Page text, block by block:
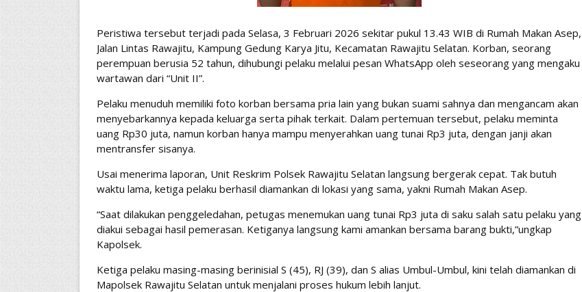
Peristiwa tersebut terjadi pada Selasa, 3 Februari 2026 sekitar pukul 13.43 WIB di Rumah Makan Asep,
Jalan Lintas Rawajitu, Kampung Gedung Karya Jitu, Kecamatan Rawajitu Selatan. Korban, seorang
perempuan berusia 52 tahun, dihubungi pelaku melalui pesan WhatsApp oleh seseorang yang mengaku
wartawan dari “Unit II”.
Pelaku menuduh memiliki foto korban bersama pria lain yang bukan suami sahnya dan mengancam akan
menyebarkannya kepada keluarga serta pihak terkait. Dalam pertemuan tersebut, pelaku meminta
uang Rp30 juta, namun korban hanya mampu menyerahkan uang tunai Rp3 juta, dengan janji akan
mentransfer sisanya.
Usai menerima laporan, Unit Reskrim Polsek Rawajitu Selatan langsung bergerak cepat. Tak butuh
waktu lama, ketiga pelaku berhasil diamankan di lokasi yang sama, yakni Rumah Makan Asep.
“Saat dilakukan penggeledahan, petugas menemukan uang tunai Rp3 juta di saku salah satu pelaku yang
diakui sebagai hasil pemerasan. Ketiganya langsung kami amankan bersama barang bukti,”ungkap
Kapolsek.
Ketiga pelaku masing-masing berinisial S (45), RJ (39), dan S alias Umbul-Umbul, kini telah diamankan di
Mapolsek Rawajitu Selatan untuk menjalani proses hukum lebih lanjut.